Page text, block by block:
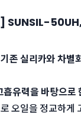
50UH,
존 실리카와 차별
유력을 바탕으로
오일을 정교하게